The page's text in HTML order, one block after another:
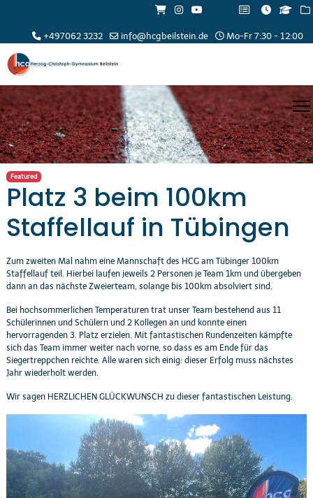
+497062 3232 info@hcgbeilstein.de Mo-Fr 7:30 - 12:00
Featured
Platz 3 beim 100km
Staffellauf in Tübingen
Zum zweiten Mal nahm eine Mannschaft des HCG am Tübinger 100km
Staffellauf teil. Hierbei laufen jeweils 2 Personen je Team 1km und übergeben
dann an das nächste Zweierteam, solange bis 100km absolviert sind.
Bei hochsommerlichen Temperaturen trat unser Team bestehend aus 11
Schülerinnen und Schülern und 2 Kollegen an und konnte einen
hervorragenden 3. Platz erzielen. Mit fantastischen Rundenzeiten kämpfte
sich das Team immer weiter nach vorne, so dass es am Ende für das
Siegertreppchen reichte. Alle waren sich einig: dieser Erfolg muss nächstes
Jahr wiederholt werden.
Wir sagen HERZLICHEN GLÜCKWUNSCH zu dieser fantastischen Leistung.